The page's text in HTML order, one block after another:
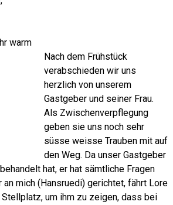
warm
Nach dem Frühstück
verabschieden wir uns
herzlich von unserem
Gastgeber und seiner Frau.
Als Zwischenverpflegung
geben sie uns noch sehr
süsse weisse Trauben mit auf
den Weg. Da unser Gastgeber
hat, er hat sämtliche Fragen
mich (Hansruedi) gerichtet, fährt Lore
um ihm zu zeigen, dass bei